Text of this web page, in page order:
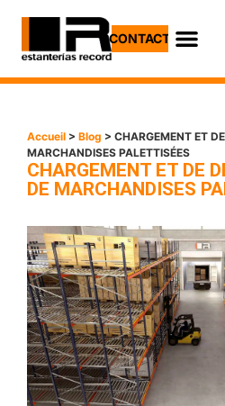
CONTACT
Accueil > Blog > CHARGEMENT ET
MARCHANDISES PALETTISÉES
CHARGEMENT ET DE
DE MARCHANDISES